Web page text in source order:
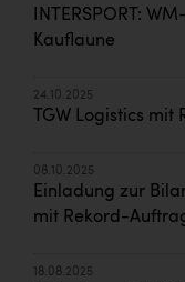
INTERSPORT:
Kauflaune
24.10.2025
TGW Logistics
08.10.2025
Einladung zur
mit Rekord-
18.08.2025